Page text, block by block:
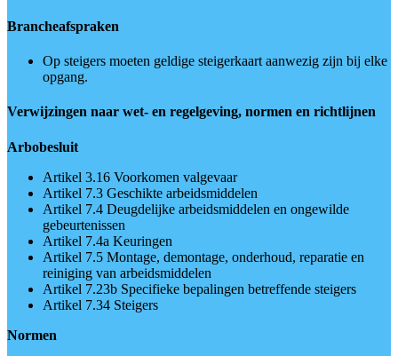
Brancheafspraken
Op steigers moeten geldige steigerkaart aanwezig zijn bij elke
opgang.
Verwijzingen naar wet- en regelgeving, normen en richtlijnen
Arbobesluit
Artikel 3.16 Voorkomen valgevaar
Artikel 7.3 Geschikte arbeidsmiddelen
Artikel 7.4 Deugdelijke arbeidsmiddelen en ongewilde
gebeurtenissen
Artikel 7.4a Keuringen
Artikel 7.5 Montage, demontage, onderhoud, reparatie en
reiniging van arbeidsmiddelen
Artikel 7.23b Specifieke bepalingen betreffende steigers
Artikel 7.34 Steigers
Normen